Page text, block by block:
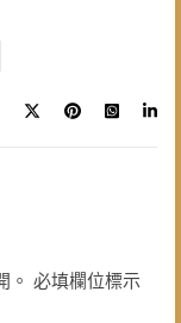
。 必填欄位標示